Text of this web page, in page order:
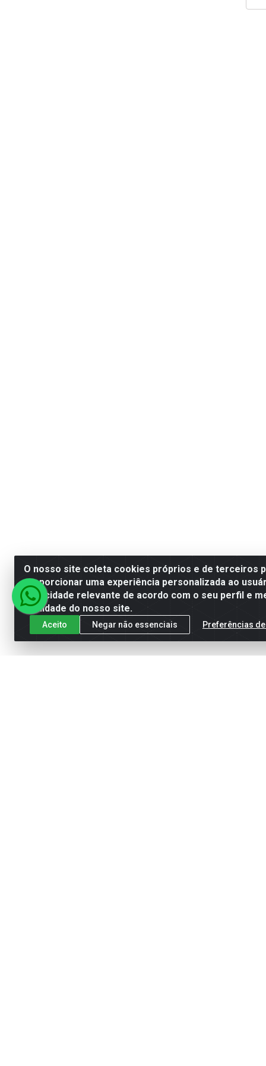
O nosso site coleta cookies próprios e de terceiros
proporcionar uma experiência personalizada ao
publicidade relevante de acordo com o seu perfil e
qualidade do nosso site.
Aceito Negar não essenciais Preferências